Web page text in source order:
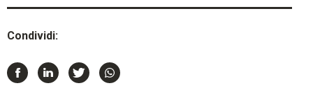
Condividi: